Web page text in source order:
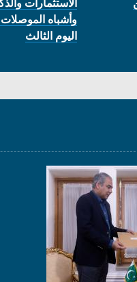
الاستثمارات
وأشباه
اليوم الثالث